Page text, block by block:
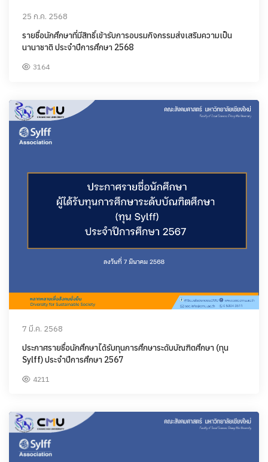
25 ก.ค. 2568
รายชื่อนักศึกษาที่มีสิทธิ์เข้ารับการอบรมกิจกรรมส่งเสริมความเป็น
นานาชาติ ประจำปีการศึกษา 2568
3164
7 มี.ค. 2568
ประกาศรายชื่อนักศึกษาได้รับทุนการศึกษาระดับบัณฑิตศึกษา (ทุน
Sylff) ประจำปีการศึกษา 2567
4211